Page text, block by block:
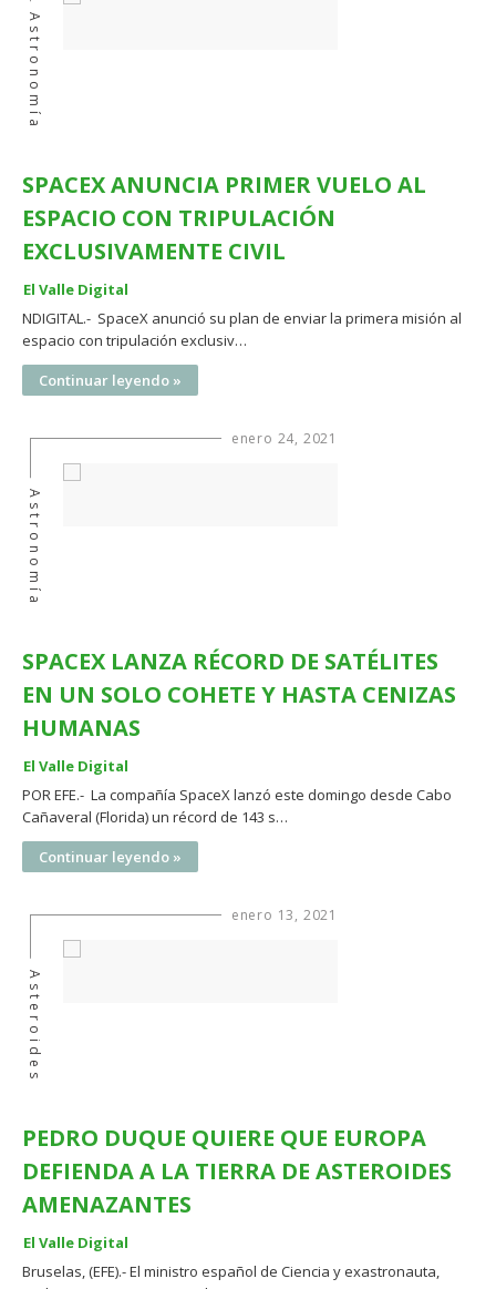
Astronomía
SPACEX ANUNCIA PRIMER VUELO AL
ESPACIO CON TRIPULACIÓN
EXCLUSIVAMENTE CIVIL
El Valle Digital
NDIGITAL.- SpaceX anunció su plan de enviar la primera misión al
espacio con tripulación exclusiv…
Continuar leyendo »
enero 24, 2021
Astronomía
SPACEX LANZA RÉCORD DE SATÉLITES
EN UN SOLO COHETE Y HASTA CENIZAS
HUMANAS
El Valle Digital
POR EFE.- La compañía SpaceX lanzó este domingo desde Cabo
Cañaveral (Florida) un récord de 143 s…
Continuar leyendo »
enero 13, 2021
Asteroides
PEDRO DUQUE QUIERE QUE EUROPA
DEFIENDA A LA TIERRA DE ASTEROIDES
AMENAZANTES
El Valle Digital
Bruselas, (EFE).- El ministro español de Ciencia y exastronauta,